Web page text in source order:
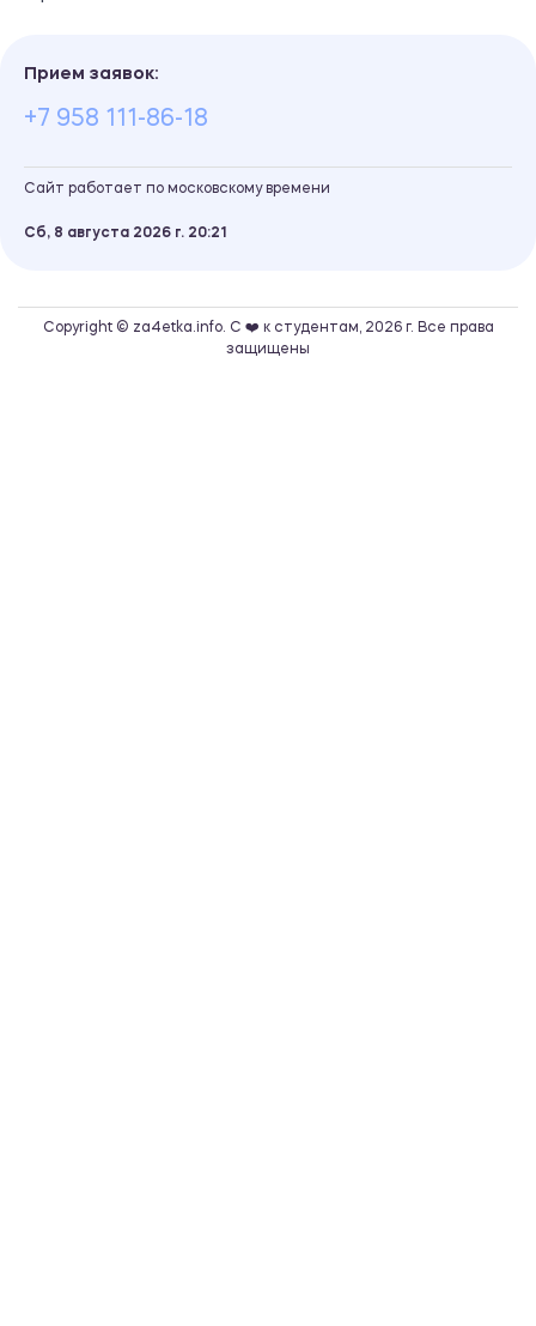
Прием заявок:
+7 958 111-86-18
Сайт работает по московскому времени
Сб, 8 августа 2026 г. 20 21
Copyright © za4etka.info. С ❤️ к студентам, 2026 г. Все права
защищены